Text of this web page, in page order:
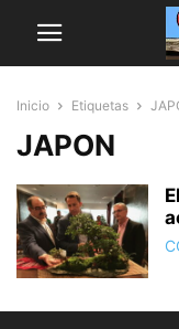
Inicio Etiquetas
JAPON